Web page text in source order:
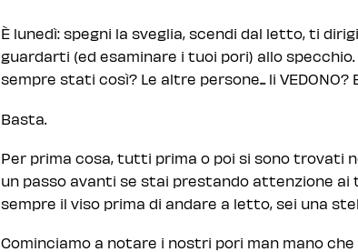
È lunedì: spegni la sveglia, scendi dal letto, ti
guardarti (ed esaminare i tuoi pori) allo
sempre stati così? Le altre persone... li VEDONO?
Basta.
Per prima cosa, tutti prima o poi si sono trovati
un passo avanti se stai prestando attenzione ai
sempre il viso prima di andare a letto, sei una
Cominciamo a notare i nostri pori man mano